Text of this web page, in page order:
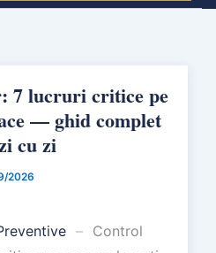
7 lucruri critice pe
— ghid complet
cu zi
2026
– Control